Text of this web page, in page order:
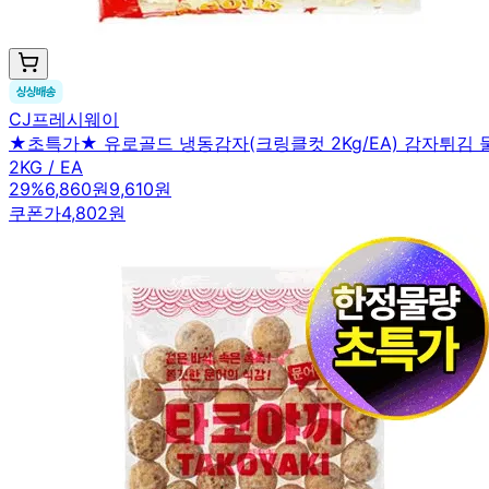
CJ프레시웨이
★초특가★ 유로골드 냉동감자(크링클컷 2Kg/EA) 감자튀김
2KG / EA
29%6,860원9,610원
쿠폰가4,802원